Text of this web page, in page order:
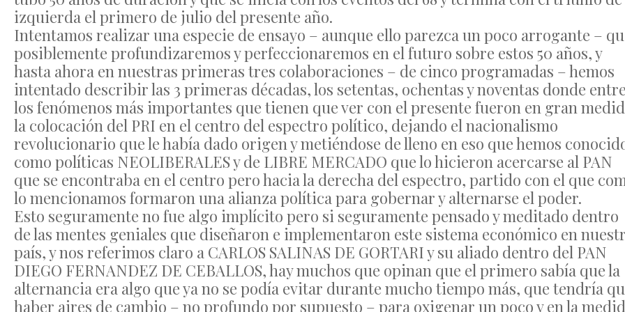
izquierda el primero de julio del presente año.
Intentamos realizar una especie de ensayo – aunque ello parezca un poco arrogante –
posiblemente profundizaremos y perfeccionaremos en el futuro sobre estos 50 años, y
hasta ahora en nuestras primeras tres colaboraciones – de cinco programadas – hemos
intentado describir las 3 primeras décadas, los setentas, ochentas y noventas donde
los fenómenos más importantes que tienen que ver con el presente fueron en gran
la colocación del PRI en el centro del espectro político, dejando el nacionalismo
revolucionario que le había dado origen y metiéndose de lleno en eso que hemos
como políticas NEOLIBERALES y de LIBRE MERCADO que lo hicieron acercarse al PAN
que se encontraba en el centro pero hacia la derecha del espectro, partido con el que
lo mencionamos formaron una alianza política para gobernar y alternarse el poder.
Esto seguramente no fue algo implícito pero si seguramente pensado y meditado dentro
de las mentes geniales que diseñaron e implementaron este sistema económico en
país, y nos referimos claro a CARLOS SALINAS DE GORTARI y su aliado dentro del PAN
DIEGO FERNANDEZ DE CEBALLOS, hay muchos que opinan que el primero sabía que la
alternancia era algo que ya no se podía evitar durante mucho tiempo más, que tendría
haber aires de cambio – no profundo por supuesto – para oxigenar un poco y en la